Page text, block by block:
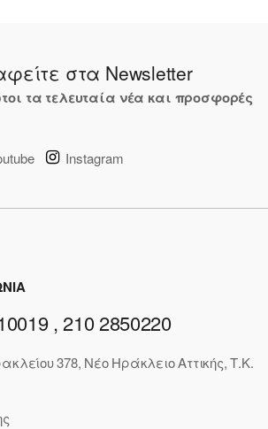
στα Newsletter
τα τελευταία νέα και προσφορές
Instagram
, 210 2850220
378, Νέο Ηράκλειο Αττικής, Τ.Κ.